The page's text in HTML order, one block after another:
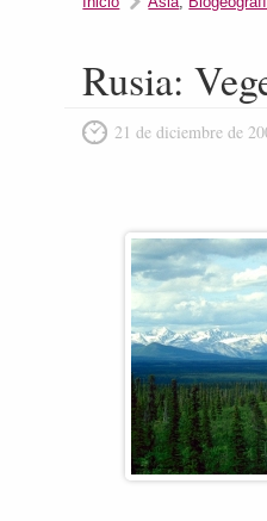
Rusia:
21 de diciembre de